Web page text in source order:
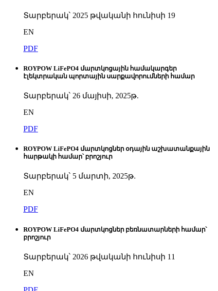
Տարբերակ՝ 2025 թվականի հունիսի 19
EN
PDF
ROYPOW LiFePO4 մարտկոցային համակարգեր
էլեկտրական պորտային սարքավորումների համար
Տարբերակ՝ 26 մայիսի, 2025թ.
EN
PDF
ROYPOW LiFePO4 մարտկոցներ օդային աշխատանքային
հարթակի համար՝ բրոշյուր
Տարբերակ՝ 5 մարտի, 2025թ.
EN
PDF
ROYPOW LiFePO4 մարտկոցներ բեռնատարների համար՝
բրոշյուր
Տարբերակ՝ 2026 թվականի հունիսի 11
EN